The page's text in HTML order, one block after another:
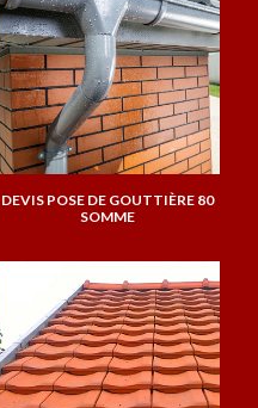
DEVIS POSE DE GOUTTIÈRE 80
SOMME